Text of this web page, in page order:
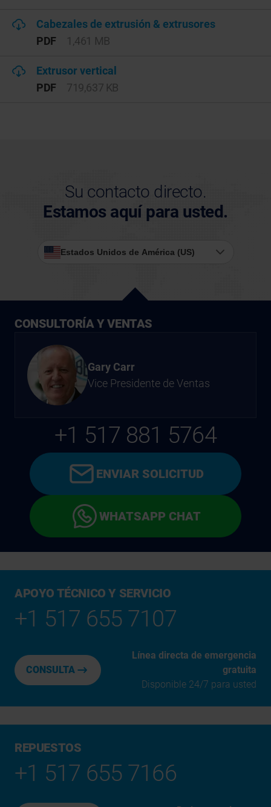
Cabezales de extrusión & extrusores
PDF
1,461 MB
Extrusor vertical
PDF
719,637 KB
Su contacto directo.
Estamos aquí para usted.
Estados Unidos de América (US)
CONSULTORÍA Y VENTAS
Gary Carr
Vice Presidente de Ventas
+1 517 881 5764
ENVIAR SOLICITUD
WHATSAPP CHAT
APOYO TÉCNICO Y SERVICIO
+1 517 655 7107
CONSULTA
Línea directa de emergencia
gratuita
Disponible 24/7 para usted
REPUESTOS
+1 517 655 7166